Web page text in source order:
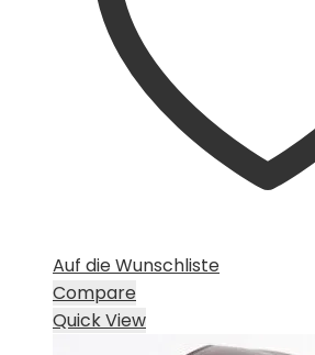
Auf die Wunschliste
Compare
Quick View